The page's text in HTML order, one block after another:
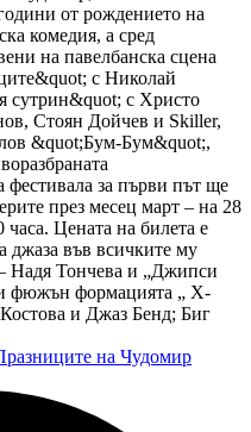
от рождението на
комедия, а сред
на павелбанска сцена
с Николай
сутрин&quot; с Христо
Стоян Дойчев и Skiller,
&quot;Бум-Бум&quot;,
за първи път ще
през месец март – на 28
Цената на билета е
джаза във всичките му
Надя Тончева и „Джипси
фюжън формацията „ Х-
и Джаз Бенд; Биг
на Чудомир